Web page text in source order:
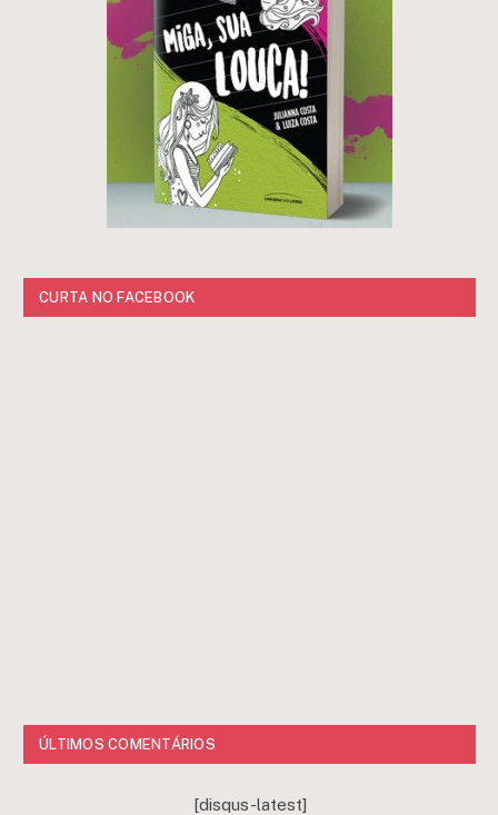
CURTA NO FACEBOOK
ÚLTIMOS COMENTÁRIOS
[disqus-latest]